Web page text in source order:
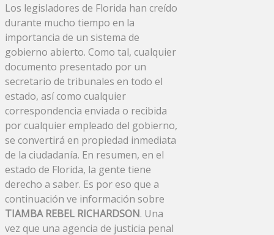
Los legisladores de Florida han creído
durante mucho tiempo en la
importancia de un sistema de
gobierno abierto. Como tal, cualquier
documento presentado por un
secretario de tribunales en todo el
estado, así como cualquier
correspondencia enviada o recibida
por cualquier empleado del gobierno,
se convertirá en propiedad inmediata
de la ciudadanía. En resumen, en el
estado de Florida, la gente tiene
derecho a saber. Es por eso que a
continuación ve información sobre
TIAMBA REBEL RICHARDSON. Una
vez que una agencia de justicia penal